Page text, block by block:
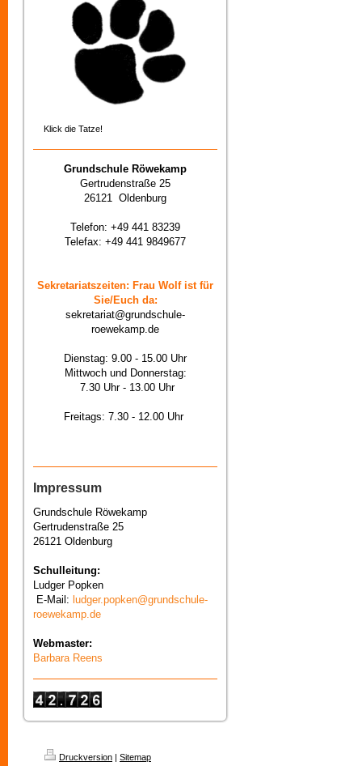
Klick die Tatze!
Grundschule Röwekamp
Gertrudenstraße 25
26121 Oldenburg
Telefon: +49 441 83239
Telefax: +49 441 9849677
Sekretariatszeiten: Frau Wolf ist für
Sie/Euch da:
sekretariat@grundschule-
roewekamp.de
Dienstag: 9.00 - 15.00 Uhr
Mittwoch und Donnerstag:
7.30 Uhr - 13.00 Uhr
Freitags: 7.30 - 12.00 Uhr
Impressum
Grundschule Röwekamp
Gertrudenstraße 25
26121 Oldenburg
Schulleitung:
Ludger Popken
E-Mail: ludger.popken@grundschule-
roewekamp.de
Webmaster:
Barbara Reens
Druckversion | Sitemap